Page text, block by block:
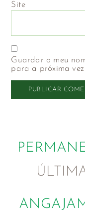
Site
Guardar o meu
para a próxima vez